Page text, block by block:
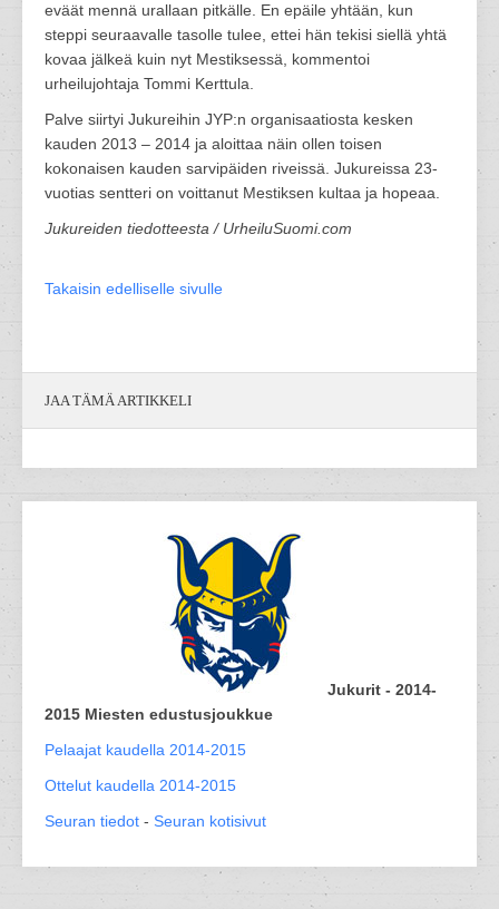
eväät mennä urallaan pitkälle. En epäile yhtään, kun
steppi seuraavalle tasolle tulee, ettei hän tekisi siellä yhtä
kovaa jälkeä kuin nyt Mestiksessä, kommentoi
urheilujohtaja Tommi Kerttula.
Palve siirtyi Jukureihin JYP:n organisaatiosta kesken
kauden 2013 – 2014 ja aloittaa näin ollen toisen
kokonaisen kauden sarvipäiden riveissä. Jukureissa 23-
vuotias sentteri on voittanut Mestiksen kultaa ja hopeaa.
Jukureiden tiedotteesta / UrheiluSuomi.com
Takaisin edelliselle sivulle
JAA TÄMÄ ARTIKKELI
Jukurit - 2014-
2015 Miesten edustusjoukkue
Pelaajat kaudella 2014-2015
Ottelut kaudella 2014-2015
Seuran tiedot - Seuran kotisivut